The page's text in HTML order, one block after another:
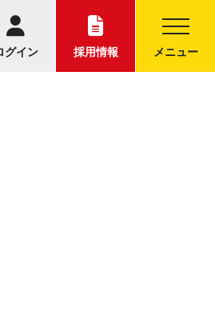
グイン 採用情報 メニュー
ックについてのお問い合わせ